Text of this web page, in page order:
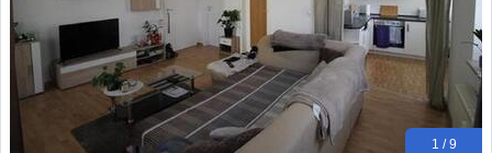
1 / 9